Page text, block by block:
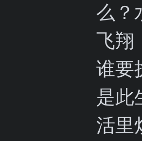
么？
飞翔
谁要
是此
活里